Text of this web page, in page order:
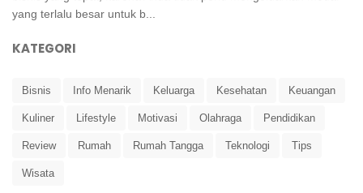
yang terlalu besar untuk b...
KATEGORI
Bisnis Info Menarik Keluarga Kesehatan Keuangan
Kuliner Lifestyle Motivasi Olahraga Pendidikan
Review Rumah Rumah Tangga Teknologi Tips
Wisata